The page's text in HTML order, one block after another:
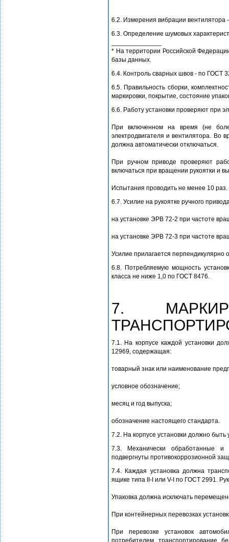
6.2. Измерения вибрации вентилятора
6.3. Определение шумовых
* На территории Российской
базы данных.
6.4. Контроль сварных швов - по ГОСТ
6.5. Правильность сборки,
маркировки, покрытие, состояние
6.6. Работу установки проверяют при
При включенном на время (не
электродвигателя и вентилятора.
должна автоматически отключаться.
При ручном приводе проверяют
включаться при вращении рукоятки и
Испытания проводить не менее 10 раз.
6.7. Усилие на рукоятке ручного
на установке ЭРВ 72-2 при частоте
на установке ЭРВ 72-3 при частоте
Усилие прилагается перпендикулярно
6.8. Потребляемую мощность
класса не ниже 1,0 по ГОСТ 8476.
7.
7.1. На корпусе каждой установки
12969, содержащая:
товарный знак или наименование
условное обозначение;
месяц и год выпуска;
обозначение настоящего стандарта.
7.2. На корпусе установки должно
7.3. Механически обработанные и
подвергнуты противокоррозионной
7.4. Каждая установка должна
ящике типа II-I или V-I по ГОСТ 2991.
Упаковка должна исключать
При контейнерных перевозках
При перевозке установок